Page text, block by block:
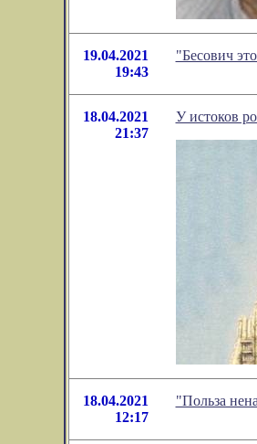
19.04.2021
19:43
"Бесович
18.04.2021
21:37
У истоков
18.04.2021
12:17
"Польза